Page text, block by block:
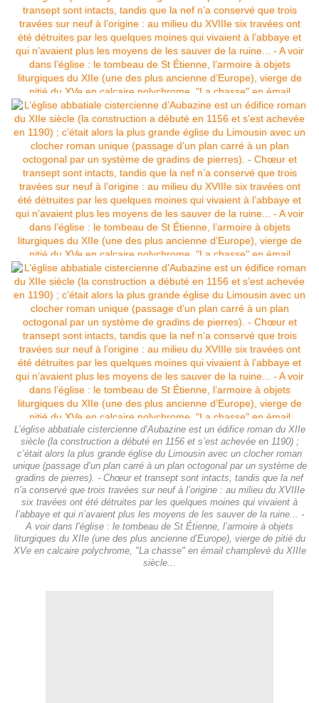
L’église abbatiale cistercienne d’Aubazine est un édifice roman du XIIe
siècle (la construction a débuté en 1156 et s’est achevée en 1190) ;
c’était alors la plus grande église du Limousin avec un clocher roman
unique (passage d’un plan carré à un plan octogonal par un système de
gradins de pierres). - Chœur et transept sont intacts, tandis que la nef
n’a conservé que trois travées sur neuf à l’origine : au milieu du XVIIIe
six travées ont été détruites par les quelques moines qui vivaient à
l’abbaye et qui n’avaient plus les moyens de les sauver de la ruine... -
A voir dans l’église : le tombeau de St Étienne, l’armoire à objets
liturgiques du XIIe (une des plus ancienne d’Europe), vierge de pitié du
XVe en calcaire polychrome, "La chasse" en émail champlevé du XIIIe
siècle...